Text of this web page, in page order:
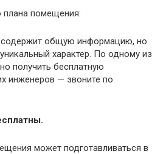
плана помещения:
общую информацию, но
характер. По одному из
получить бесплатную
инженеров — звоните по
может подготавливаться в